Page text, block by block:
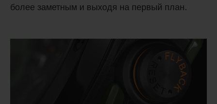
более заметным и выходя на первый план.